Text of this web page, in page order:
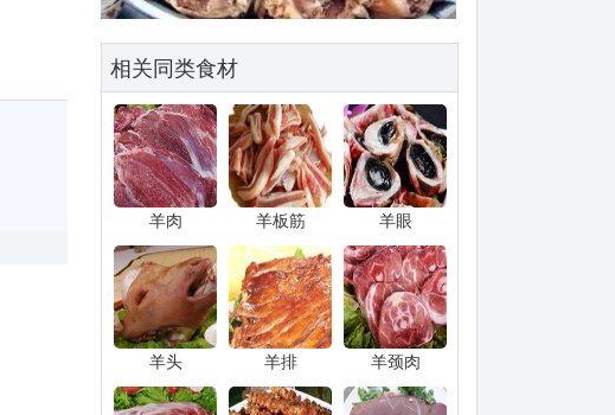
相关同类食材
羊肉 羊板筋 羊眼
羊头 羊排 羊颈肉